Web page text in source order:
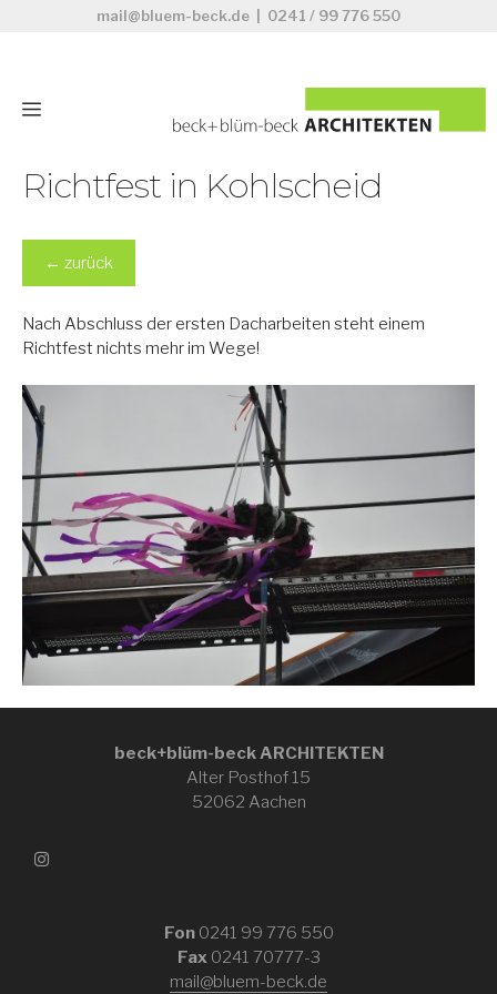
mail@bluem-beck.de 0241 / 99 776 550
Menü
Richtfest in Kohlscheid
← zurück
Nach Abschluss der ersten Dacharbeiten steht einem
Richtfest nichts mehr im Wege!
beck+blüm-beck ARCHITEKTEN
Alter Posthof 15
52062 Aachen
Fon0241 99 776 550
Fax0241 70777-3
mail@bluem-beck.de